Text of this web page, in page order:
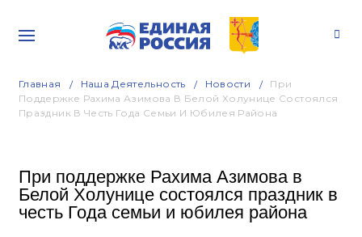
Главная Наша Деятельность Новости
При
Поддержке Рахима Азимова В Белой Холунице Состоялся
Праздник В Честь Года Семьи И Юбилея Района
При поддержке Рахима Азимова в
Белой Холунице состоялся праздник в
честь Года семьи и юбилея района